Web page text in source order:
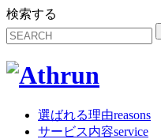
検索する
選ばれる理由reasons
サービス内容service